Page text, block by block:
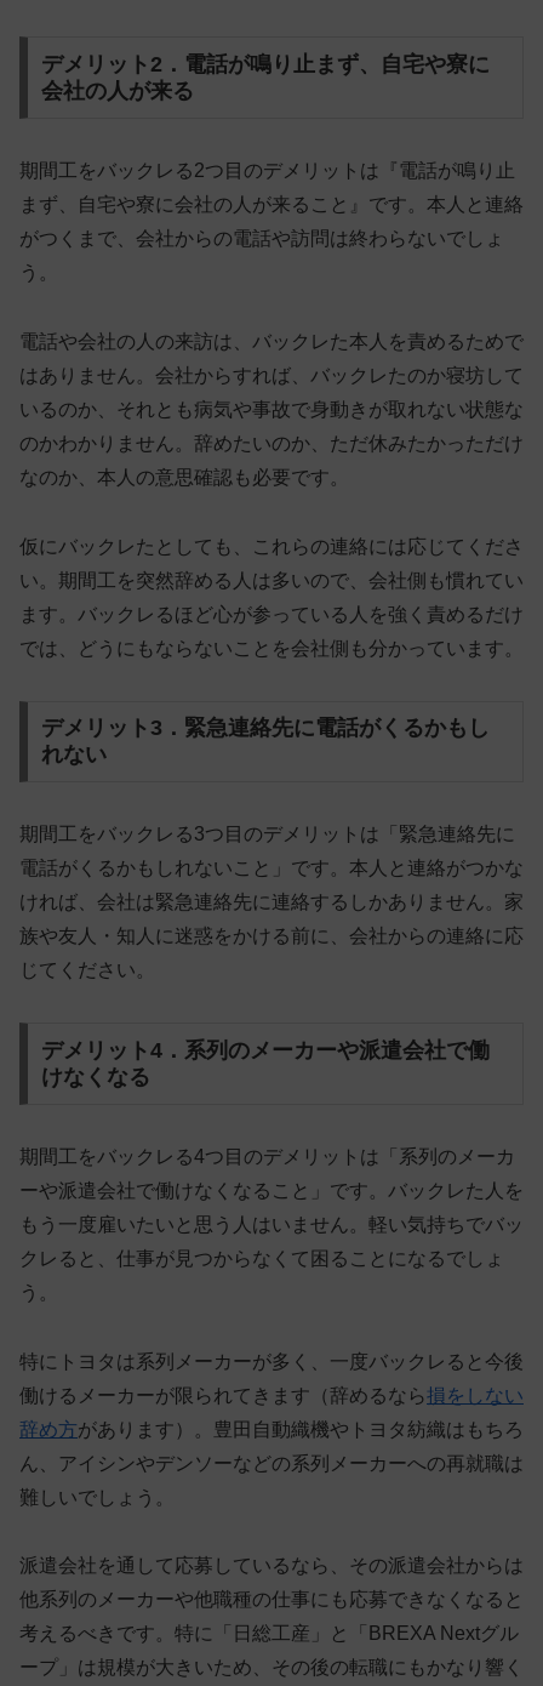
デメリット2．電話が鳴り止まず、自宅や寮に
会社の人が来る
期間工をバックレる2つ目のデメリットは『電話が鳴り止
まず、自宅や寮に会社の人が来ること』です。本人と連絡
がつくまで、会社からの電話や訪問は終わらないでしょ
う。
電話や会社の人の来訪は、 バックレた本人を責めるためで
はありません。会社からすれば、バックレたのか寝坊して
いるのか、それとも病気や事故で身動きが取れない状態な
のかわかりません。辞めたいのか、ただ休みたかっただけ
なのか、本人の意思確認も必要です。
仮にバックレたとしても、これらの連絡には応じてくださ
い。期間工を突然辞める人は多いので、会社側も慣れてい
ます。バックレるほど心が参っている人を強く責めるだけ
では、どうにもならないことを会社側も分かっています。
デメリット3．緊急連絡先に電話がくるかもし
れない
期間工をバックレる3つ目のデメリットは「緊急連絡先に
電話がくるかもしれないこと」です。本人と連絡がつかな
ければ、 会社は緊急連絡先に連絡するしかありません。家
族や友人・知人に迷惑をかける前に、会社からの連絡に応
じてください。
デメリット4．系列のメーカーや派遣会社で働
けなくなる
期間工をバックレる4つ目のデメリットは「系列のメーカ
ーや派遣会社で働けなくなること」です。バックレた人を
もう一度雇いたいと思う人はいません。軽い気持ちでバッ
クレると、仕事が見つからなくて困ることになるでしょ
う。
特にトヨタは系列メーカーが多く、 一度バックレると今後
働けるメーカーが限られてきます（辞めるなら損をしない
辞め方があります）
。豊田自動織機やトヨタ紡織はもちろ
ん、アイシンやデンソーなどの系列メーカーへの再就職は
難しいでしょう。
派遣会社を通して応募しているなら、その派遣会社からは
他系列のメーカーや他職種の仕事にも応募できなくなると
考えるべきです。特に「日総工産」と「BREXA Nextグル
ープ」は規模が大きいため、その後の転職にもかなり響く